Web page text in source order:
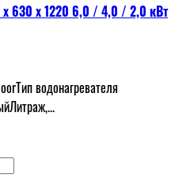
x 630 x 1220 6,0 / 4,0 / 2,0 кВт
водонагревателя